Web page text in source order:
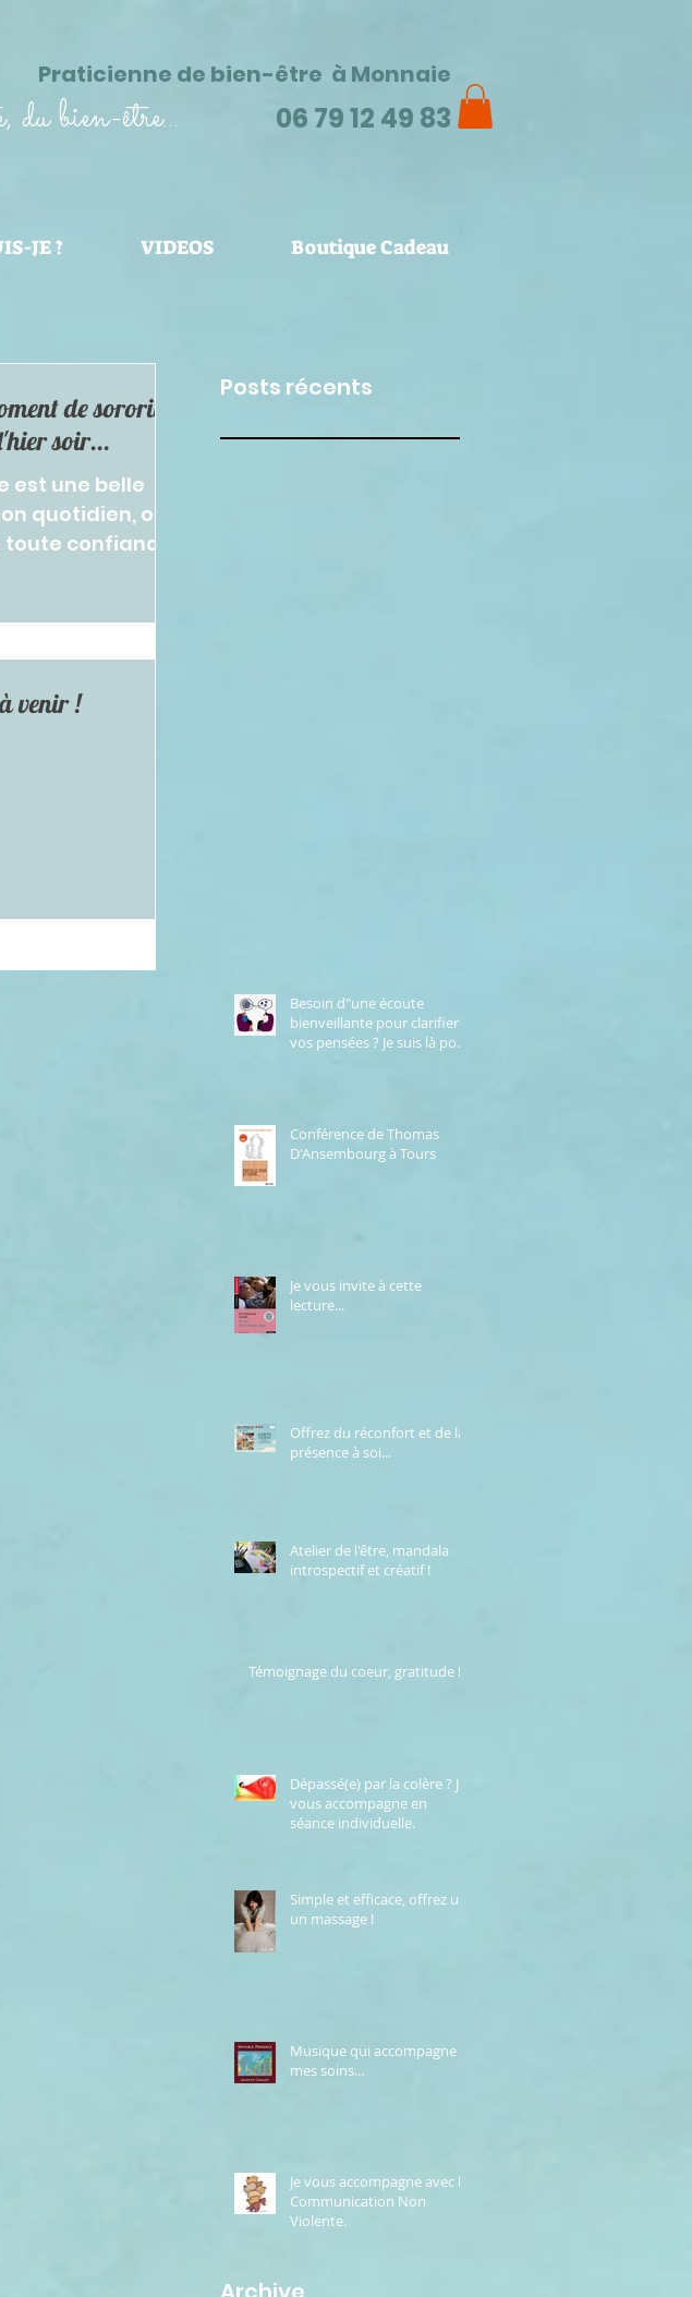
Praticienne de bien-être à Monnaie
06 79 12 49 83
du bien-être...
JE ? VIDEOS Boutique Cadeau
de sororité
soir...
est une belle
quotidien, où
confiance
venir !
Posts récents
Besoin d"une écoute
bienveillante pour clarifier
vos pensées ? Je suis là pour
Conférence de Thomas
D'Ansembourg à Tours
Je vous invite à cette
lecture...
Offrez du réconfort et de la
présence à soi...
Atelier de l'être, mandala
introspectif et créatif !
Témoignage du coeur, gratitude !
Dépassé(e) par la colère ? Je
vous accompagne en
séance individuelle.
Simple et efficace, offrez un
un massage !
Musique qui accompagne
mes soins...
Je vous accompagne avec la
Communication Non
Violente.